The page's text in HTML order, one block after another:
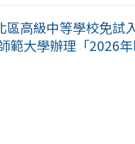
區高級中等學校免試
範大學辦理「2026